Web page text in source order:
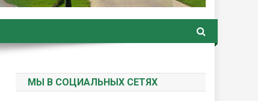
газета
МЫ В СОЦИАЛЬНЫХ СЕТЯХ